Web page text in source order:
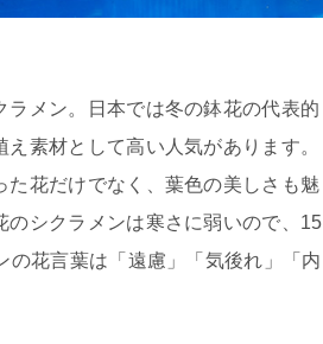
メン。日本では冬の鉢花の代表的
素材として高い人気があります。
花だけでなく、葉色の美しさも魅
シクラメンは寒さに弱いので、15
花言葉は「遠慮」「気後れ」「内